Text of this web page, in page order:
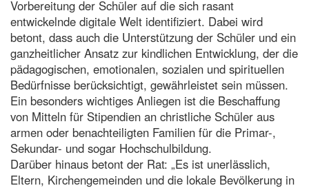
Vorbereitung der Schüler auf die sich rasant
entwickelnde digitale Welt identifiziert. Dabei wird
betont, dass auch die Unterstützung der Schüler und ein
ganzheitlicher Ansatz zur kindlichen Entwicklung, der die
pädagogischen, emotionalen, sozialen und spirituellen
Bedürfnisse berücksichtigt, gewährleistet sein müssen.
Ein besonders wichtiges Anliegen ist die Beschaffung
von Mitteln für Stipendien an christliche Schüler aus
armen oder benachteiligten Familien für die Primar-,
Sekundar- und sogar Hochschulbildung.
Darüber hinaus betont der Rat: „Es ist unerlässlich,
Eltern, Kirchengemeinden und die lokale Bevölkerung in